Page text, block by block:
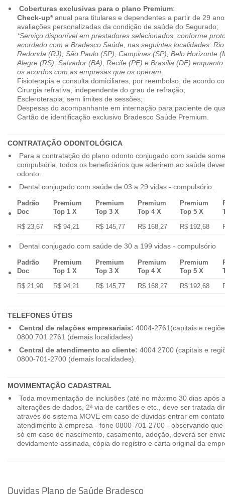
Coberturas exclusivas para o plano Premium:
Check-up*anual para titulares e dependentes a partir de 29
avaliações personalizadas da condição de saúde do Segurado;
*Serviço disponível em prestadores selecionados, conforme
acordado com a Bradesco Saúde, nas seguintes localidades:
Redonda (RJ), São Paulo (SP), Campinas (SP), Belo Horizonte
Alegre (RS), Salvador (BA), Recife (PE) e Brasília (DF)
os acordos com as empresas que os operam.
Fisioterapia e consulta domiciliares, por reembolso, de acordo
Cirurgia refrativa, independente do grau de refração;
Escleroterapia, sem limites de sessões;
Despesas do acompanhante em internação para paciente de
Cartão de identificação exclusivo Bradesco Saúde Premium.
CONTRATAÇÃO ODONTOLÓGICA
Para a contratação do plano odonto conjugado com saúde
compulsória, todos os beneficiários que aderirem ao saúde
odonto.
Dental conjugado com saúde de 03 a 29 vidas - compulsório.
Padrão
Doc
Premium
Top 1 X
Premium
Top 3 X
Premium
Top 4 X
Premium
Top 5 X
R$ 23,67
R$ 94,21 R$ 145,77 R$ 168,27 R$ 192,68
Dental conjugado com saúde de 30 a 199 vidas - compulsório
Padrão
Doc
Premium
Top 1 X
Premium
Top 3 X
Premium
Top 4 X
Premium
Top 5 X
R$ 21,90
R$ 94,21 R$ 145,77 R$ 168,27 R$ 192,68
TELEFONES ÚTEIS
Central de relações empresariais: 4004-2761(capitais e
0800.701 2761 (demais localidades)
Central de atendimento ao cliente: 4004 2700 (capitais e
0800-701-2700 (demais localidades).
MOVIMENTAÇÃO CADASTRAL
Toda movimentação de inclusões (até no máximo 30 dias após
alterações de dados, 2ª via de cartões e etc., deve ser tratada
através do sistema MOVE em caso de dúvidas entrar em
atendimento à empresa - fone 0800-701-2700 - observando
só em caso de nascimento, casamento, adoção, deverá ser
devidamente assinada, cópia do registro e carta original da
Duvidas Plano de Saúde Bradesco